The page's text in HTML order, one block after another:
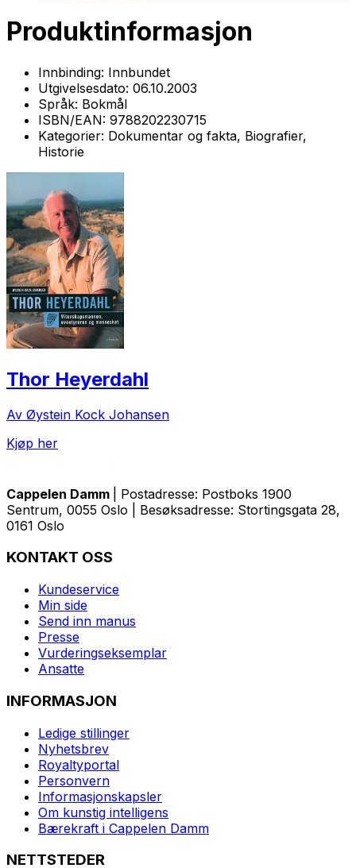
Produktinformasjon
Innbinding: Innbundet
Utgivelsesdato: 06.10.2003
Språk: Bokmål
ISBN/EAN: 9788202230715
Kategorier: Dokumentar og fakta, Biografier,
Historie
Thor Heyerdahl
Av Øystein Kock Johansen
Kjøp her
Cappelen Damm
| Postadresse: Postboks 1900
Sentrum, 0055 Oslo | Besøksadresse: Stortingsgata 28,
0161 Oslo
KONTAKT OSS
Kundeservice
Min side
Send inn manus
Presse
Vurderingseksemplar
Ansatte
INFORMASJON
Ledige stillinger
Nyhetsbrev
Royaltyportal
Personvern
Informasjonskapsler
Om kunstig intelligens
Bærekraft i Cappelen Damm
NETTSTEDER